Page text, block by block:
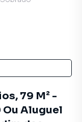
79 M² -
Ou Aluguel